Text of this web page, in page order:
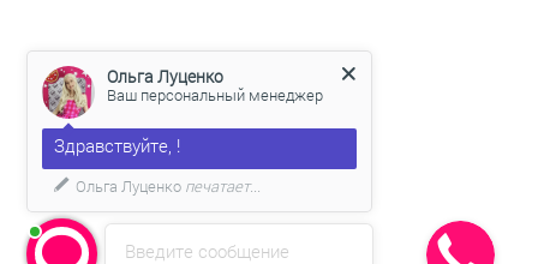
Введите сообщение
Ольга Луценко
Ваш персональный менеджер
Здравствуйте, !
Ольга Луценко печатает...